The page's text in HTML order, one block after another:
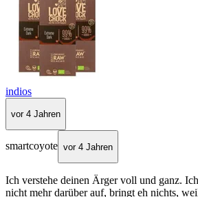
indios
vor 4 Jahren
smartcoyote vor 4 Jahren
Ich verstehe deinen Ärger voll und ganz.
nicht mehr darüber auf, bringt eh nichts,